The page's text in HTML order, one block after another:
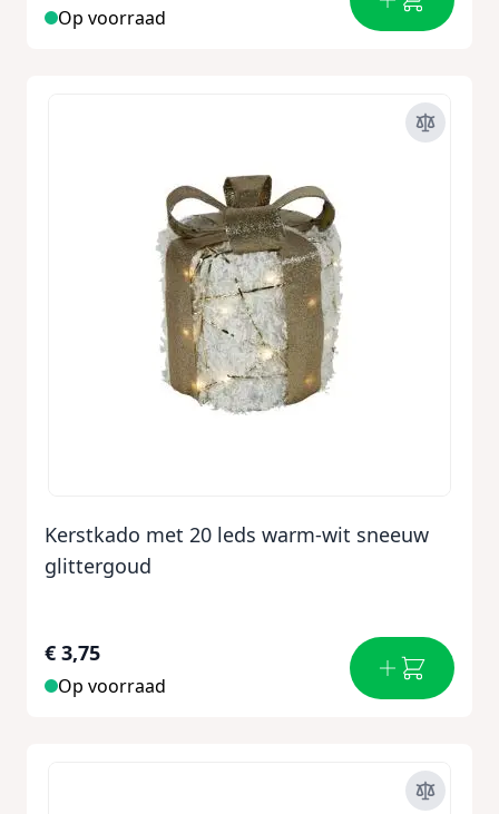
Op voorraad
Kerstkado met 20 leds warm-wit sneeuw
glittergoud
€ 3,75
Op voorraad